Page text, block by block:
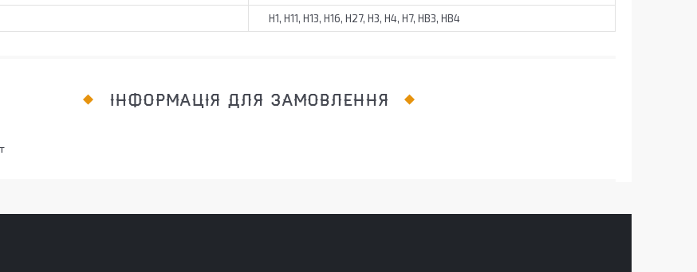
H1, H11, H13, H16, H27, H3, H4, H7, HB3, HB4
ІНФОРМАЦІЯ ДЛЯ ЗАМОВЛЕННЯ